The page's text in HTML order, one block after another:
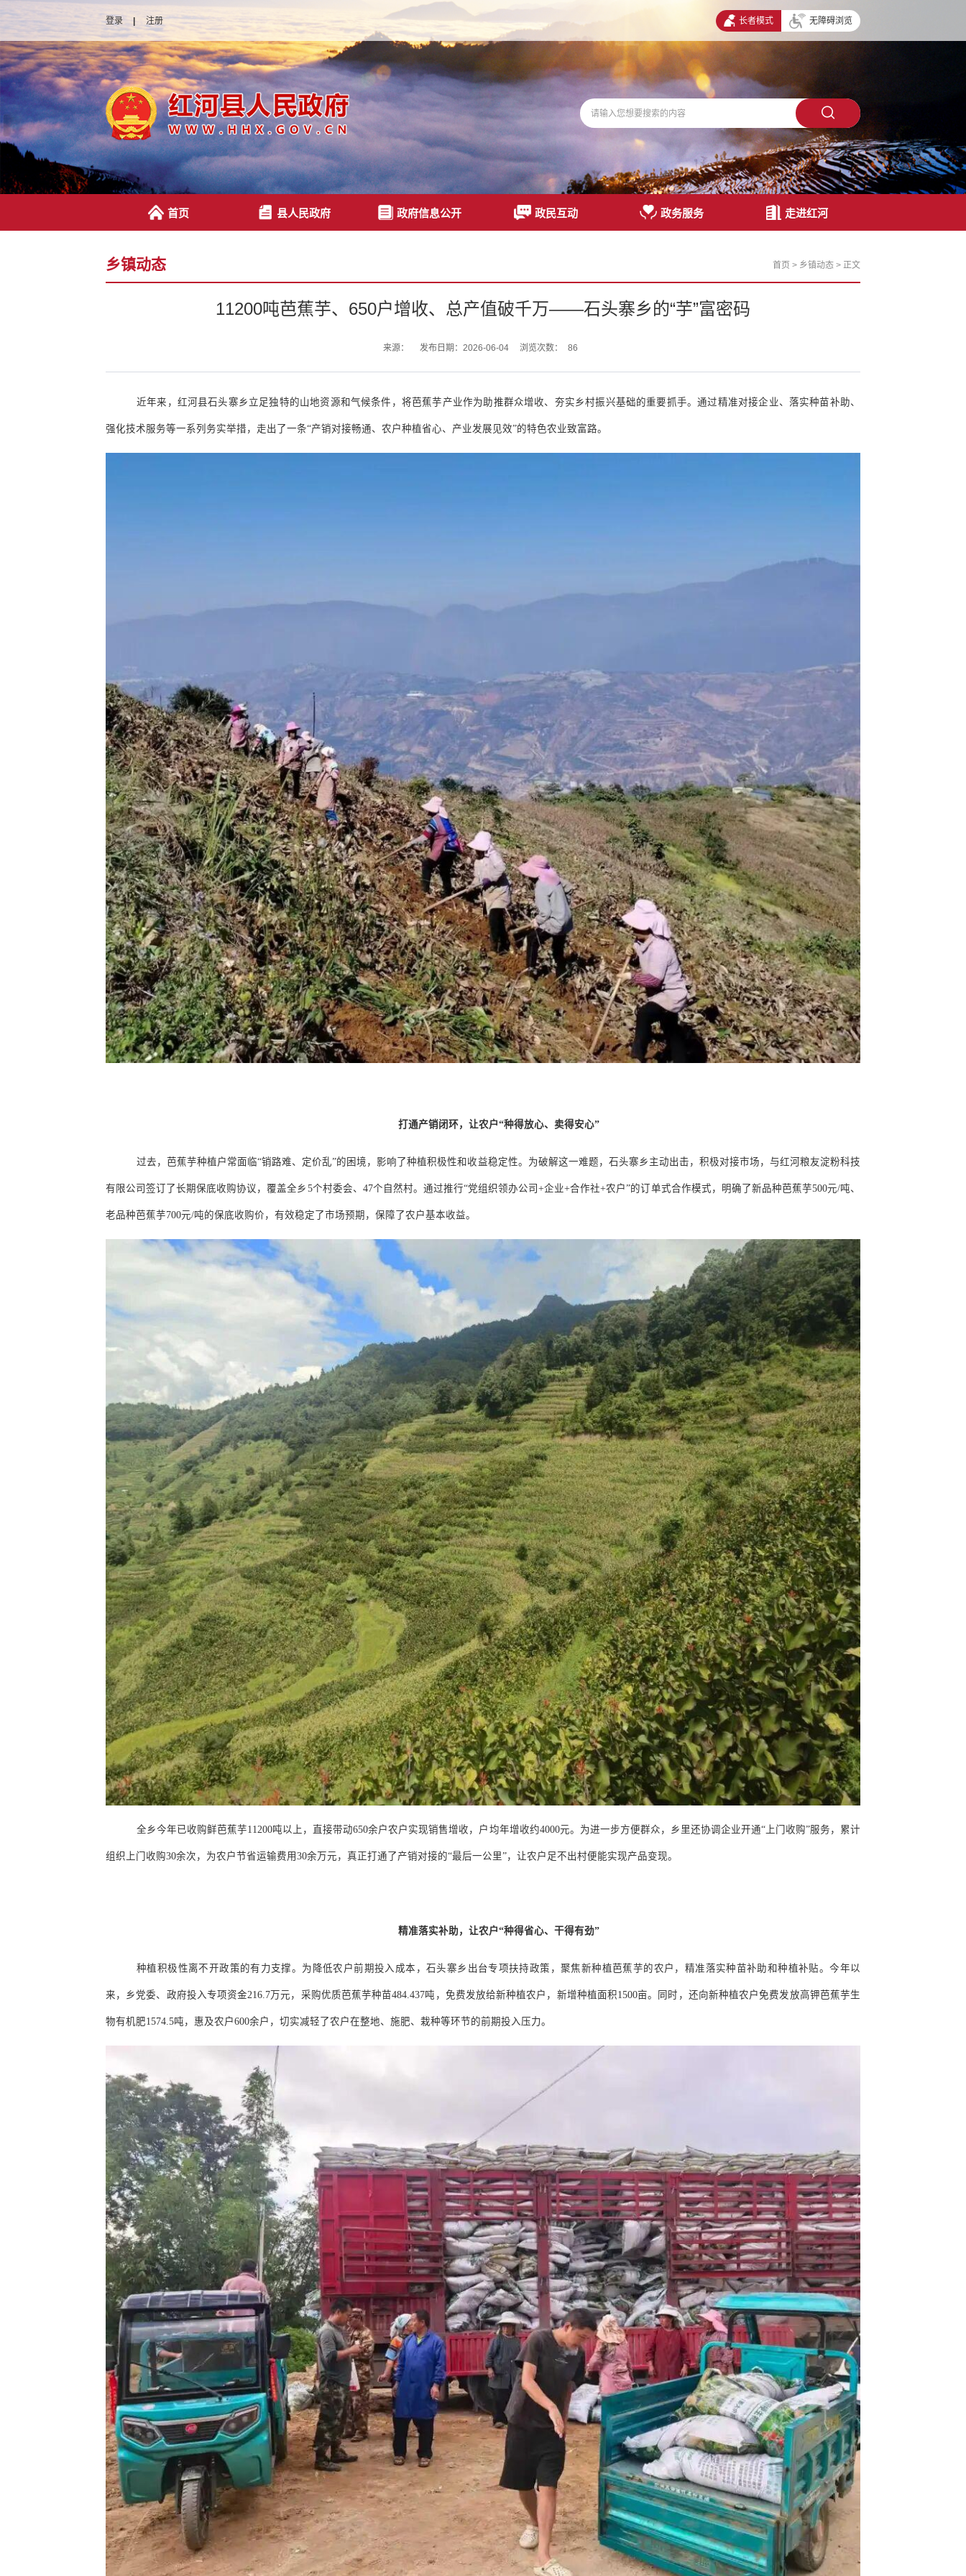
登录 | 注册 长者模式 无障碍浏览
首页 县人民政府 政府信息公开 政民互动 政务服务 走进红河
乡镇动态 首页 > 乡镇动态 > 正文
11200吨芭蕉芋、650户增收、总产值破千万——石头寨乡的“芋”富密码
来源： 发布日期：2026-06-04 浏览次数： 86
近年来，红河县石头寨乡立足独特的山地资源和气候条件，将芭蕉芋产业作为助推群众增收、夯实乡村振兴基础的重要抓手。通过精准对接企业、落实种苗补助、
强化技术服务等一系列务实举措，走出了一条“产销对接畅通、农户种植省心、产业发展见效”的特色农业致富路。
打通产销闭环，让农户“种得放心、卖得安心”
过去，芭蕉芋种植户常面临“销路难、定价乱”的困境，影响了种植积极性和收益稳定性。为破解这一难题，石头寨乡主动出击，积极对接市场，与红河粮友淀粉科技
有限公司签订了长期保底收购协议，覆盖全乡 5个村委会、 47个自然村。通过推行“党组织领办公司+企业+合作社+农户”的订单式合作模式，明确了新品种芭蕉芋500元/吨、
老品种芭蕉芋700元/吨的保底收购价，有效稳定了市场预期，保障了农户基本收益。
全乡今年已收购鲜芭蕉芋11200吨以上，直接带动650余户农户实现销售增收，户均年增收约4000元。为进一步方便群众，乡里还协调企业开通“上门收购”服务，累计
组织上门收购30余次，为农户节省运输费用 30余万元，真正打通了产销对接的“最后一公里”，让农户足不出村便能实现产品变现。
精准落实补助，让农户“种得省心、干得有劲”
种植积极性离不开政策的有力支撑。为降低农户前期投入成本，石头寨乡出台专项扶持政策，聚焦新种植芭蕉芋的农户，精准落实种苗补助和种植补贴。今年以
来，乡党委、政府投入专项资金216.7万元，采购优质芭蕉芋种苗484.437吨，免费发放给新种植农户，新增种植面积1500亩。同时，还向新种植农户免费发放高钾芭蕉芋生
物有机肥1574.5吨，惠及农户600余户，切实减轻了农户在整地、施肥、栽种等环节的前期投入压力。